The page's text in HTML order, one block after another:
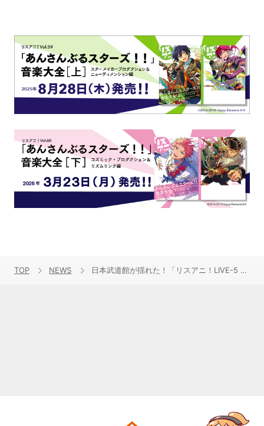
TOP NEWS 日本武道館が揺れた！「リスアニ！LIVE-5 SATURDAY STAGE」大盛況！